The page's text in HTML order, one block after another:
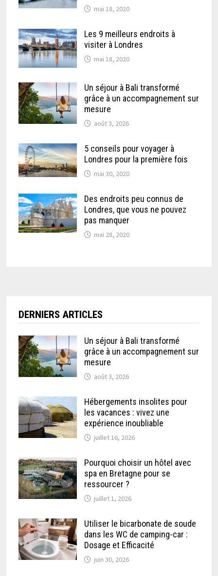
mai 18, 2020
Les 9 meilleurs endroits à
visiter à Londres
mai 18, 2020
Un séjour à Bali transformé
grâce à un accompagnement sur
mesure
août 3, 2026
5 conseils pour voyager à
Londres pour la première fois
mai 30, 2020
Des endroits peu connus de
Londres, que vous ne pouvez
pas manquer
mai 28, 2020
DERNIERS ARTICLES
Un séjour à Bali transformé
grâce à un accompagnement sur
mesure
août 3, 2026
Hébergements insolites pour
les vacances : vivez une
expérience inoubliable
juillet 16, 2026
Pourquoi choisir un hôtel avec
spa en Bretagne pour se
ressourcer ?
juillet 1, 2026
Utiliser le bicarbonate de soude
dans les WC de camping-car :
Dosage et Efficacité
juin 30, 2026